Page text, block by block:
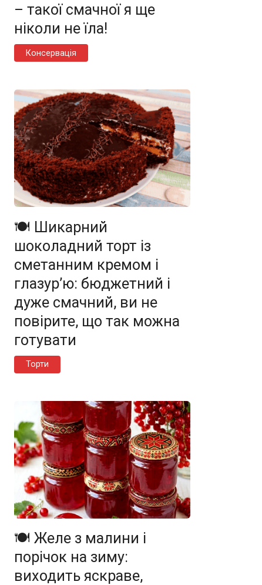
– такої смачної я ще
ніколи не їла!
Консервація
🍽️ Шикарний
шоколадний торт із
сметанним кремом і
глазур’ю: бюджетний і
дуже смачний, ви не
повірите, що так можна
готувати
Торти
🍽️ Желе з малини і
порічок на зиму:
виходить яскраве,